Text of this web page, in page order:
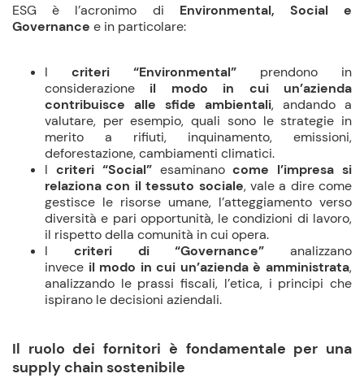
ESG è l’acronimo di Environmental, Social e
Governance e in particolare:
I criteri “Environmental” prendono in
considerazione il modo in cui un’azienda
contribuisce alle sfide ambientali, andando a
valutare, per esempio, quali sono le strategie in
merito a rifiuti, inquinamento, emissioni,
deforestazione, cambiamenti climatici.
I criteri “Social”esaminanocome l’impresa si
relaziona con il tessuto sociale, vale a dire come
gestisce le risorse umane, l’atteggiamento verso
diversità e pari opportunità, le condizioni di lavoro,
il rispetto della comunità in cui opera.
I criteri di “Governance” analizzano
invece il modo in cui un’azienda è amministrata,
analizzando le prassi fiscali, l’etica, i principi che
ispirano le decisioni aziendali.
Il ruolo dei fornitori è fondamentale per una
supply chain sostenibile